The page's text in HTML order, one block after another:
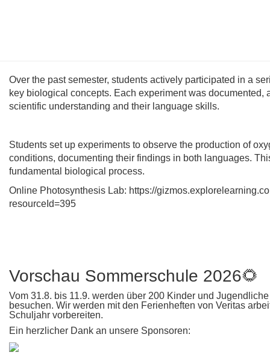
Over the past semester, students actively participated in a
key biological concepts. Each experiment was documented,
scientific understanding and their language skills.
Students set up experiments to observe the production of
conditions, documenting their findings in both languages.
fundamental biological process.
Online Photosynthesis Lab: https://
resourceId=395
Vorschau Sommerschule 2026🌻
Vom 31.8. bis 11.9. werden über 200 Kinder und
besuchen. Wir werden mit den Ferienheften von Veritas
Schuljahr vorbereiten.
Ein herzlicher Dank an unsere Sponsoren: